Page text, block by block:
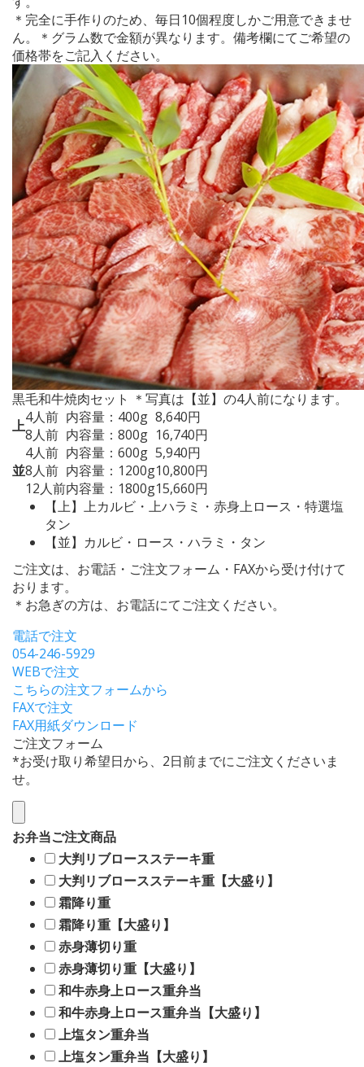
＊完全に手作りのため、毎日10個程度しかご用意できませ
ん。＊グラム数で金額が異なります。備考欄にてご希望の
価格帯をご記入ください。
黒毛和牛焼肉セット ＊写真は【並】の4人前になります。
上4人前 内容量：400g 8,640円
8人前 内容量：800g 16,740円
並
4人前 内容量：600g 5,940円
8人前 内容量：1200g10,800円
12人前内容量：1800g15,660円
【上】上カルビ・上ハラミ・赤身上ロース・特選塩
タン
【並】カルビ・ロース・ハラミ・タン
ご注文は、お電話・ご注文フォーム・FAXから受け付けて
おります。
＊お急ぎの方は、お電話にてご注文ください。
電話で注文
054-246-5929
WEBで注文
こちらの注文フォームから
FAXで注文
FAX用紙ダウンロード
ご注文フォーム
*お受け取り希望日から、2日前までにご注文くださいま
せ。
お弁当ご注文商品
大判リブロースステーキ重
大判リブロースステーキ重【大盛り】
霜降り重
霜降り重【大盛り】
赤身薄切り重
赤身薄切り重【大盛り】
和牛赤身上ロース重弁当
和牛赤身上ロース重弁当【大盛り】
上塩タン重弁当
上塩タン重弁当【大盛り】